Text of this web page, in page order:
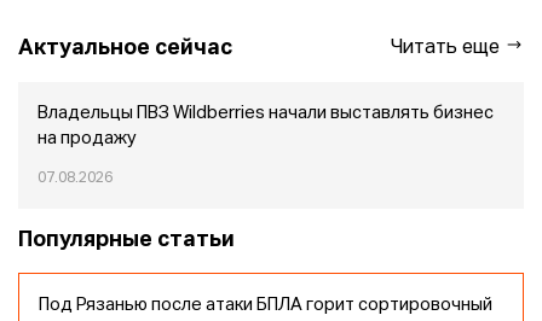
Актуальное сейчас Читать еще
Владельцы ПВЗ Wildberries начали выставлять бизнес
на продажу
07.08.2026
Популярные статьи
Под Рязанью после атаки БПЛА горит сортировочный